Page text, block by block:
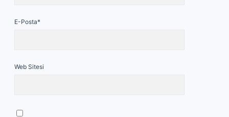
E-Posta*
Web Sitesi